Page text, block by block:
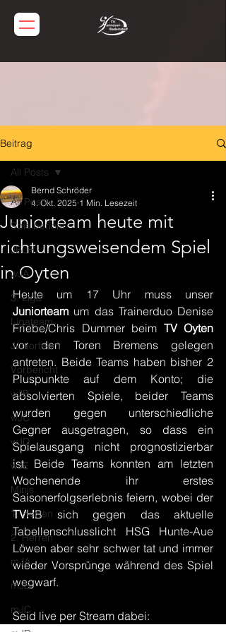
Beitrag
All Posts
Spielbericht
JBLH
wJA
3. Liga
Ligateam
Juniorteam
Vorbericht
wJB
wJC
wJD
wJE
Minis
1. Herren
2. Herren
mJA
mJB
mJC
All Posts
Juniorteam heute mit
richtungsweisendem Spiel
in Oyten
Bernd Schröder
4. Okt. 2025 1 Min. Lesezeit
Juniorteam um das Trainerduo Denise
Friebe/Chris Dummer beim TV Oyten
vor den Toren Bremens gelegen
antreten. Beide Teams haben bisher 2
Pluspunkte auf dem Konto; die
absolvierten Spiele, beider Teams
wurden gegen unterschiedliche
Gegner ausgetragen, so dass ein
Spielausgang nicht prognostizierbar
ist. Beide Teams konnten am letzten
Wochenende ihr erstes
TVHB sich gegen das aktuelle
Tabellenschlusslicht HSG Hunte-Aue
Löwen aber sehr schwer tat und immer
wieder Vorsprünge während des Spiel
wegwarf.
Seid live per Stream dabei: